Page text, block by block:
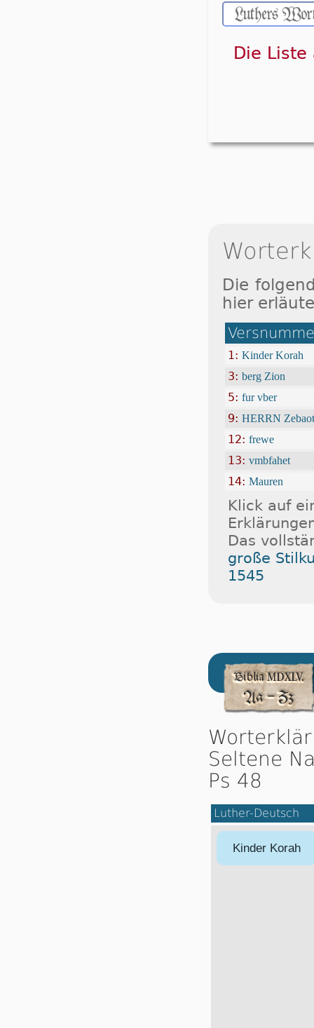
Die
Die
hier
1: Kinder Korah
3: berg Zion
5: fur vber
9: HERRN
12: frewe
13: vmbfahet
14: Mauren
Klick auf
Das
große
1545
Seltene
Ps 48
Luther-Deutsch
Kinder Korah